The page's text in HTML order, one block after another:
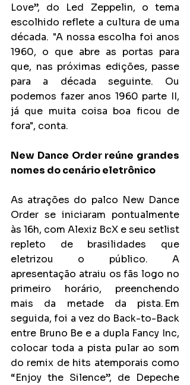
Love”, do Led Zeppelin, o tema
escolhido reflete a cultura de uma
década.  "A nossa escolha foi anos
1960, o que abre as portas para
que, nas próximas edições, passe
para a década seguinte. Ou
podemos fazer anos 1960 parte II,
já que muita coisa boa ficou de
fora", conta.
New Dance Order reúne grandes
nomes do cenário eletrônico
As atrações do palco New Dance
Order se iniciaram pontualmente
às 16h, com Alexiz BcX e seu setlist
repleto de brasilidades que
eletrizou o público. A
apresentação atraiu os fãs logo no
primeiro horário, preenchendo
mais da metade da pista. Em
seguida, foi a vez do Back-to-Back
entre Bruno Be e a dupla Fancy Inc,
colocar toda a pista pular ao som
do remix de hits atemporais como
“Enjoy the Silence”, de Depeche